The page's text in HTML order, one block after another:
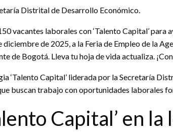
Distrital de Desarrollo Económico.
vacantes laborales con ‘Talento Capital’
diciembre de 2025, a la Feria de Empleo de la
de Bogotá. Lleva tu hoja de vida actualiza.
‘Talento Capital’ liderada por la Secretaría
buscan trabajo con oportunidades laborales
Capital’ en la